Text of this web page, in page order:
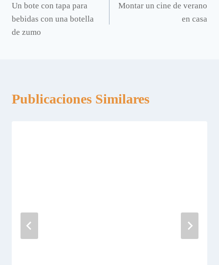
de
entradas
Un bote con tapa para
bebidas con una botella
de zumo
Montar un cine de verano
en casa
Publicaciones Similares